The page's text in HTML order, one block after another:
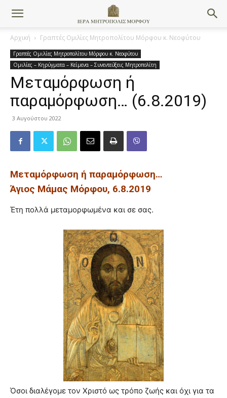
Αρχική Γραπτές Ομιλίες Μητροπολίτου Μόρφου κ. Νεοφύτου
Γραπτές Ομιλίες Μητροπολίτου Μόρφου κ. Νεοφύτου
Ομιλίες – Κηρύγματα – Κείμενα – Συνεντεύξεις Μητροπολίτη
Μεταμόρφωση ή
παραμόρφωση… (6.8.2019)
3 Αυγούστου 2022
Μεταμόρφωση ή παραμόρφωση…
Άγιος Μάμας Μόρφου, 6.8.2019
Έτη πολλά μεταμορφωμένα και σε σας.
Όσοι διαλέγομε τον Χριστό ως τρόπο ζωής και όχι για τα